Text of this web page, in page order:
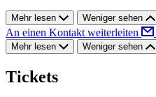
Mehr lesen Weniger sehen
An einen Kontakt weiterleiten
Mehr lesen Weniger sehen
Tickets